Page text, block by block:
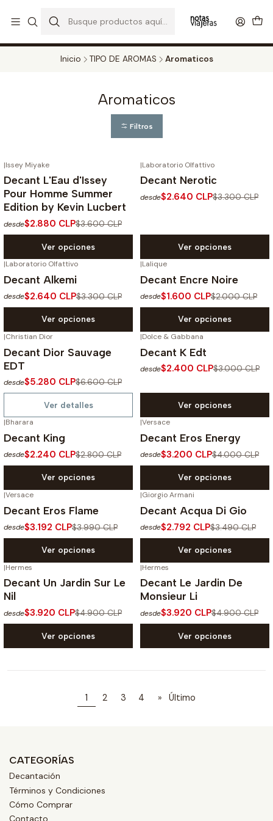
TODOS LOS DECANTS
Inicio TIPO DE AROMAS Aromaticos
Aromaticos
Filtros
-20%OFF
|Issey Miyake
Decant L'Eau d'Issey
Pour Homme Summer
Edition by Kevin Lucbert
desde$2.880 CLP$3.600 CLP
Ver opciones
-20% OFF
|Laboratorio Olfattivo
Decant Nerotic
desde$2.640 CLP$3.300 CLP
Ver opciones
|Laboratorio Olfattivo
Decant Alkemi
desde$2.640 CLP$3.300 CLP
Ver opciones
-20%
|Lalique
Decant Encre Noire
desde$1.600 CLP$2.000 CLP
Ver opciones
-20%OFF
No disponible
|Christian Dior
Decant Dior Sauvage
EDT
desde$5.280 CLP$6.600 CLP
Ver detalles
-20%OFF
|Dolce & Gabbana
Decant K Edt
desde$2.400 CLP$3.000 CLP
Ver opciones
|Bharara
Decant King
desde$2.240 CLP$2.800 CLP
Ver opciones
|Versace
Decant Eros Energy
desde$3.200 CLP$4.000 CLP
Ver opciones
|Versace
Decant Eros Flame
desde$3.192 CLP$3.990 CLP
Ver opciones
-20%
|Giorgio Armani
Decant Acqua Di Gio
desde$2.792 CLP$3.490 CLP
Ver opciones
-20%OFF
|Hermes
Decant Un Jardin Sur Le
Nil
desde$3.920 CLP$4.900 CLP
Ver opciones
-20%OFF
|Hermes
Decant Le Jardin De
Monsieur Li
desde$3.920 CLP$4.900 CLP
Ver opciones
1 2 3 4 » Último
CATEGORÍAS
Decantación
Términos y Condiciones
Cómo Comprar